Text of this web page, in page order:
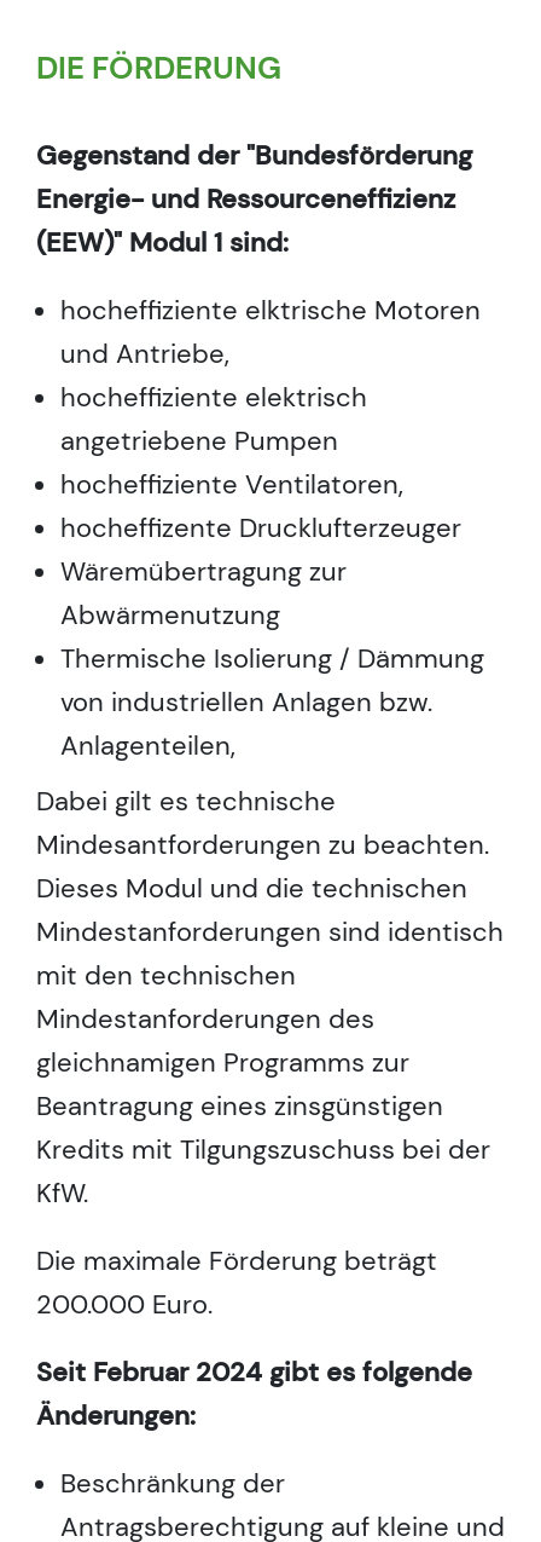
DIE FÖRDERUNG
Gegenstand der "Bundesförderung
Energie- und Ressourceneffizienz
(EEW)" Modul 1 sind:
hocheffiziente elktrische Motoren
und Antriebe,
hocheffiziente elektrisch
angetriebene Pumpen
hocheffiziente Ventilatoren,
hocheffizente Drucklufterzeuger
Wäremübertragung zur
Abwärmenutzung
Thermische Isolierung / Dämmung
von industriellen Anlagen bzw.
Anlagenteilen,
Dabei gilt es technische
Mindesantforderungen zu beachten.
Dieses Modul und die technischen
Mindestanforderungen sind identisch
mit den technischen
Mindestanforderungen des
gleichnamigen Programms zur
Beantragung eines zinsgünstigen
Kredits mit Tilgungszuschuss bei der
KfW.
Die maximale Förderung beträgt
200.000 Euro.
Seit Februar 2024 gibt es folgende
Änderungen:
Beschränkung der
Antragsberechtigung auf kleine und